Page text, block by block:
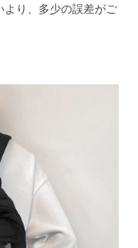
り、多少の誤差がご